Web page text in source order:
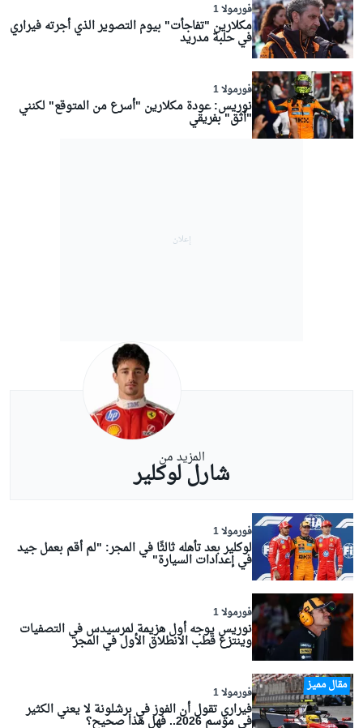
فورمولا 1
مكلارين "تفاجأت" بيوم التصوير الذي أجرته فيراري
في حلبة مدريد
فورمولا 1
نوريس: عودة مكلارين "أسرع من المتوقع" لكنني
"أثق" بفريقي
المزيد من
شارل لوكلير
فورمولا 1
لوكلير بعد تأهله ثالثًا في المجر: "لم أقم بعمل جيد
في إعدادات السيارة"
فورمولا 1
نوريس يوجه أول هزيمة لمرسيدس في التصفيات
وينتزع قطب الانطلاق الأول في المجر
مقال مميز فورمولا 1
فيراري تقول أن الفوز في برشلونة لا يعني الكثير
في موسم 2026.. فهل هذا صحيح؟